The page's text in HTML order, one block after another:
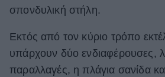
σπονδυλική στήλη.
Εκτός από τον κύριο τρόπο
υπάρχουν δύο ενδιαφέρουσες,
παραλλαγές, η πλάγια σανίδα